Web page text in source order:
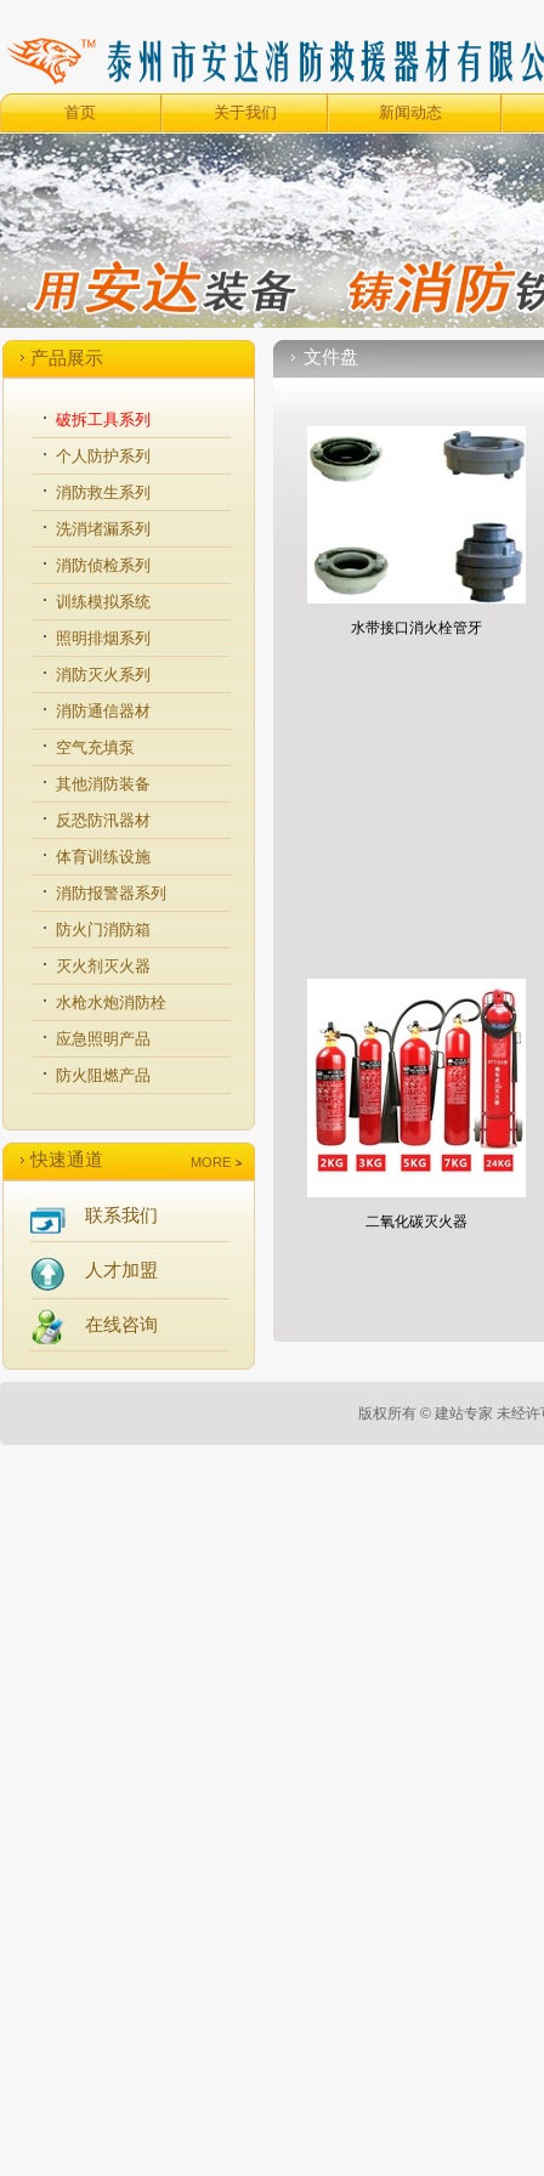
首页 关于我们 新闻动态
产品展示
破拆工具系列
个人防护系列
消防救生系列
洗消堵漏系列
消防侦检系列
训练模拟系统
照明排烟系列
消防灭火系列
消防通信器材
空气充填泵
其他消防装备
反恐防汛器材
体育训练设施
消防报警器系列
防火门消防箱
灭火剂灭火器
水枪水炮消防栓
应急照明产品
防火阻燃产品
MORE
快速通道
联系我们
人才加盟
在线咨询
文件盘
水带接口消火栓管牙
二氧化碳灭火器
版权所有 © 建站专家 未经